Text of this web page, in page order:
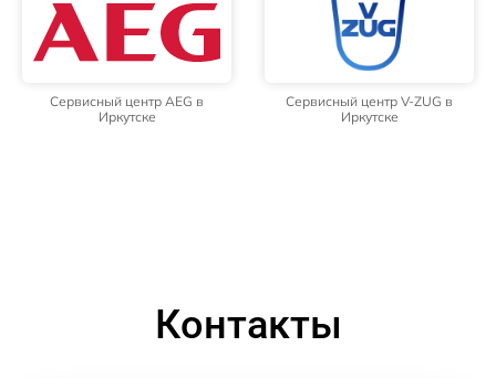
Сервисный центр AEG в
Иркутске
Сервисный центр V-ZUG в
Иркутске
Контакты